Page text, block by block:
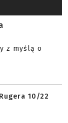
z myślą o
10/22